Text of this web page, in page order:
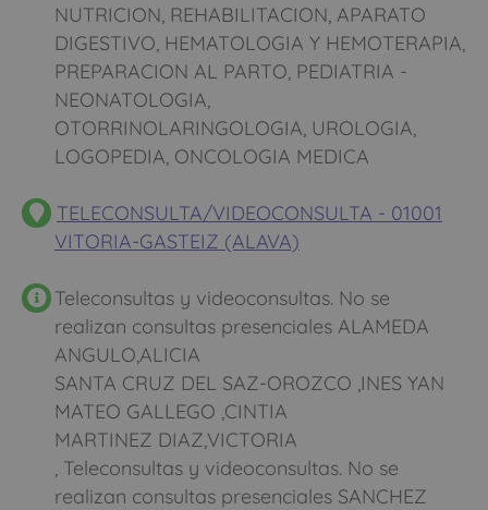
NUTRICION, REHABILITACION, APARATO
DIGESTIVO, HEMATOLOGIA Y HEMOTERAPIA,
PREPARACION AL PARTO, PEDIATRIA -
NEONATOLOGIA,
OTORRINOLARINGOLOGIA, UROLOGIA,
LOGOPEDIA, ONCOLOGIA MEDICA
TELECONSULTA/VIDEOCONSULTA - 01001
VITORIA-GASTEIZ (ALAVA)
Teleconsultas y videoconsultas. No se
realizan consultas presenciales ALAMEDA
ANGULO,ALICIA
SANTA CRUZ DEL SAZ-OROZCO ,INES YAN
MATEO GALLEGO ,CINTIA
MARTINEZ DIAZ,VICTORIA
, Teleconsultas y videoconsultas. No se
realizan consultas presenciales SANCHEZ